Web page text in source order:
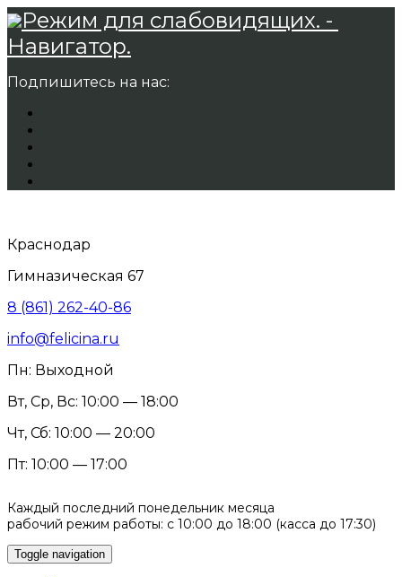
Режим для слабовидящих. -
Навигатор.
Подпишитесь на нас:
Краснодар
Гимназическая 67
8 (861) 262-40-86
info@felicina.ru
Пн: Выходной
Вт, Ср, Вс: 10:00 — 18:00
Чт, Сб: 10:00 — 20:00
Пт: 10:00 — 17:00
Каждый последний понедельник месяца
рабочий режим работы: с 10:00 до 18:00 (касса до 17:30)
Toggle navigation